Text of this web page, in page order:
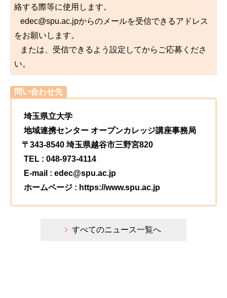
絡する際等に使用します。
edec@spu.ac.jpからのメールを受信できるアドレス
をお願いします。
または、受信できるよう設定してからご応募くださ
い。
問い合わせ先
埼玉県立大学
地域連携センター オープンカレッジ講座事務局
〒343-8540 埼玉県越谷市三野宮820
TEL : 048-973-4114
E-mail : edec@spu.ac.jp
ホームページ : https://www.spu.ac.jp
すべてのニュース一覧へ